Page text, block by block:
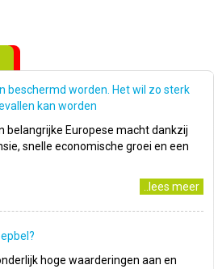
beschermd worden. Het wil zo sterk
kan worden
belangrijke Europese macht dankzij
snelle economische groei en een
..lees meer
hoge waarderingen aan en